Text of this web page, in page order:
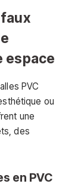
espace
PVC
ou
une
des
en PVC